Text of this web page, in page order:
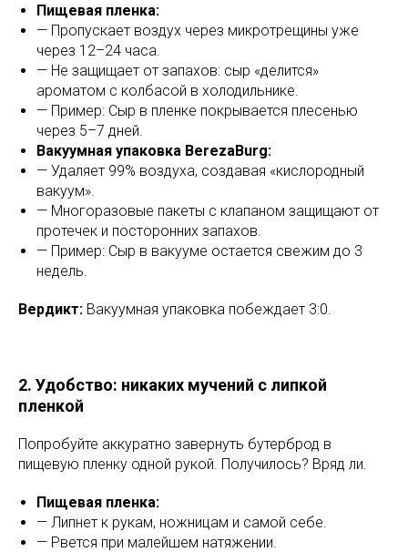
Пищевая пленка:
— Пропускает воздух через микротрещины уже
через 12–24 часа.
— Не защищает от запахов: сыр «делится»
ароматом с колбасой в холодильнике.
— Пример: Сыр в пленке покрывается плесенью
через 5–7 дней.
Вакуумная упаковка BerezaBurg:
— Удаляет 99% воздуха, создавая «кислородный
вакуум».
— Многоразовые пакеты с клапаном защищают от
протечек и посторонних запахов.
— Пример: Сыр в вакууме остается свежим до 3
недель.
Вердикт: Вакуумная упаковка побеждает 3:0.
2. Удобство: никаких мучений с липкой
пленкой
Попробуйте аккуратно завернуть бутерброд в
пищевую пленку одной рукой. Получилось? Вряд ли.
Пищевая пленка:
— Липнет к рукам, ножницам и самой себе.
— Рвется при малейшем натяжении.